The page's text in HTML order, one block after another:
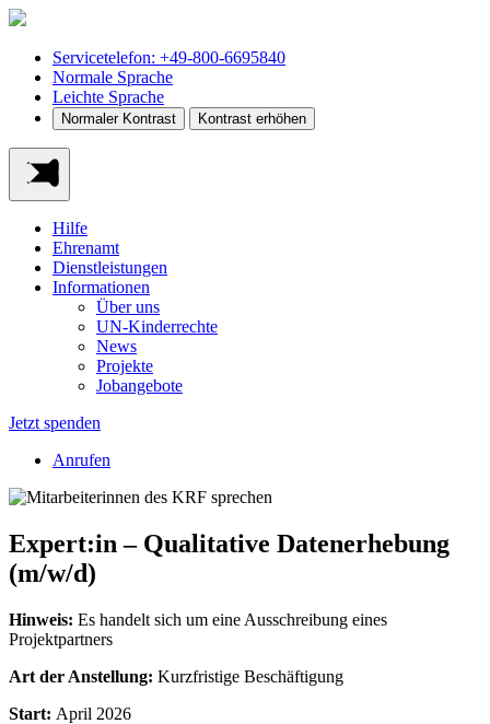
Servicetelefon: +49-800-6695840
Normale Sprache
Leichte Sprache
Normaler Kontrast Kontrast erhöhen
Hilfe
Ehrenamt
Dienstleistungen
Informationen
Über uns
UN-Kinderrechte
News
Projekte
Jobangebote
Jetzt spenden
Anrufen
Expert:in – Qualitative Datenerhebung
(m/w/d)
Hinweis: Es handelt sich um eine Ausschreibung eines
Projektpartners
Art der Anstellung: Kurzfristige Beschäftigung
Start: April 2026